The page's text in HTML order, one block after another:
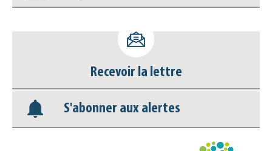
déconnecter)
Base documentaire
Nos veilles Scoop.it
Recevoir la lettre
S'abonner aux alertes